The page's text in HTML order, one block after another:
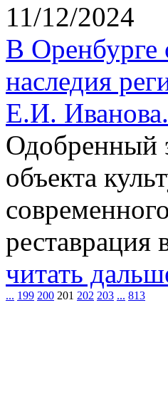
11/12/2024
В Оренбурге
наследия
Е.И.
Одобренный
объекта
читать
... 199 200 201 202 203 ... 813